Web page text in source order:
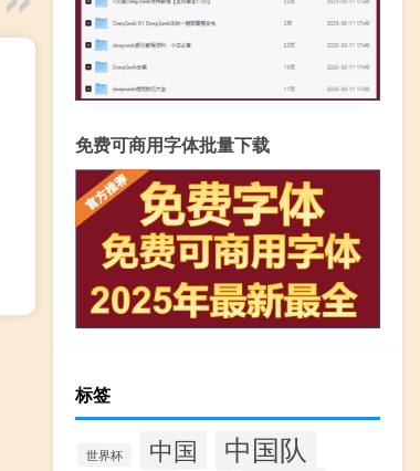
免费可商用字体批量下载
标签
世界杯 中国 中国队